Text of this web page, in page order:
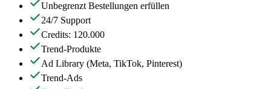
Unbegrenzt Bestellungen erfüllen
24/7 Support
Credits: 120.000
Trend-Produkte
Ad Library (Meta, TikTok, Pinterest)
Trend-Ads